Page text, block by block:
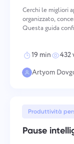
Cerchi le migliori
organizzato,
Questa guida
19 min 432
Artyom
Produttività
PauseNumero di
Si prega di
migliore per